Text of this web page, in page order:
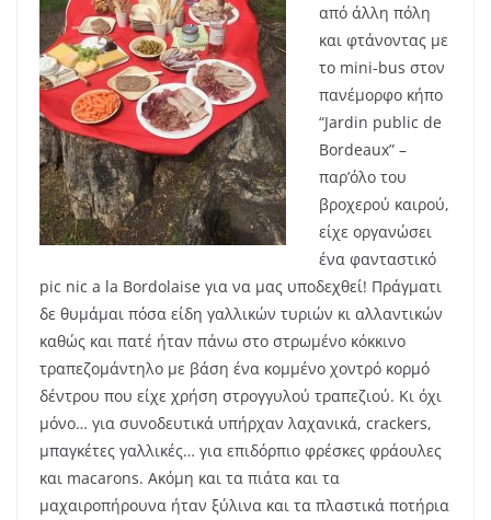
από άλλη πόλη
και φτάνοντας με
το mini-bus στον
πανέμορφο κήπο
“Jardin public de
Bordeaux” –
παρ’όλο του
βροχερού καιρού,
είχε οργανώσει
ένα φανταστικό
pic nic a la Bordolaise για να μας υποδεχθεί! Πράγματι
δε θυμάμαι πόσα είδη γαλλικών τυριών κι αλλαντικών
καθώς και πατέ ήταν πάνω στο στρωμένο κόκκινο
τραπεζομάντηλο με βάση ένα κομμένο χοντρό κορμό
δέντρου που είχε χρήση στρογγυλού τραπεζιού. Κι όχι
μόνο… για συνοδευτικά υπήρχαν λαχανικά, crackers,
μπαγκέτες γαλλικές… για επιδόρπιο φρέσκες φράουλες
και macarons. Ακόμη και τα πιάτα και τα
μαχαιροπήρουνα ήταν ξύλινα και τα πλαστικά ποτήρια